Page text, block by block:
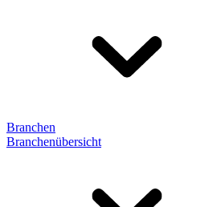
Branchen
Branchenübersicht